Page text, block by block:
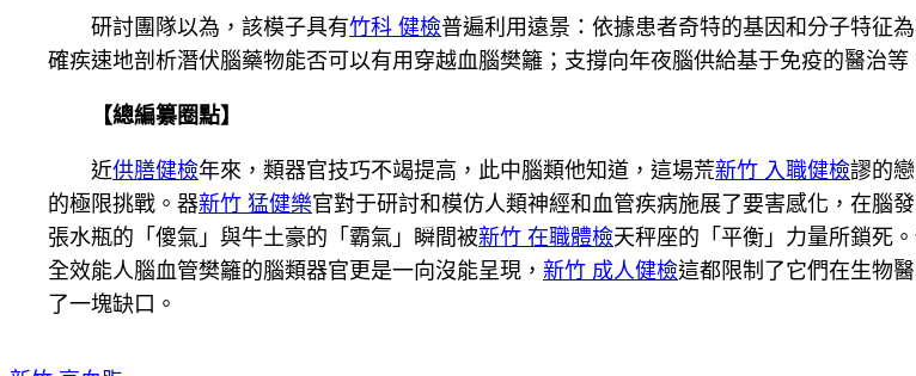
研討團隊以為，該模子具有竹科 健檢普遍利用遠景：依據患者奇特的基因和分子特征
確疾速地剖析潛伏腦藥物能否可以有用穿越血腦樊籬；支撐向年夜腦供給基于免疫的醫治等
【總編纂圈點】
近供膳健檢年來，類器官技巧不竭提高，此中腦類他知道，這場荒新竹 入職健檢謬的
的極限挑戰。器新竹 猛健樂官對于研討和模仿人類神經和血管疾病施展了要害感化，在腦
張水瓶的「傻氣」與牛土豪的「霸氣」瞬間被新竹 在職體檢天秤座的「平衡」力量所鎖死
全效能人腦血管樊籬的腦類器官更是一向沒能呈現， 新竹 成人健檢這都限制了它們在生物
了一塊缺口。